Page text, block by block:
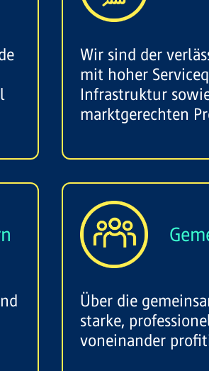
Wir sind der
mit hoher
Infrastruktur
marktgerechten
Über die
starke,
voneinander